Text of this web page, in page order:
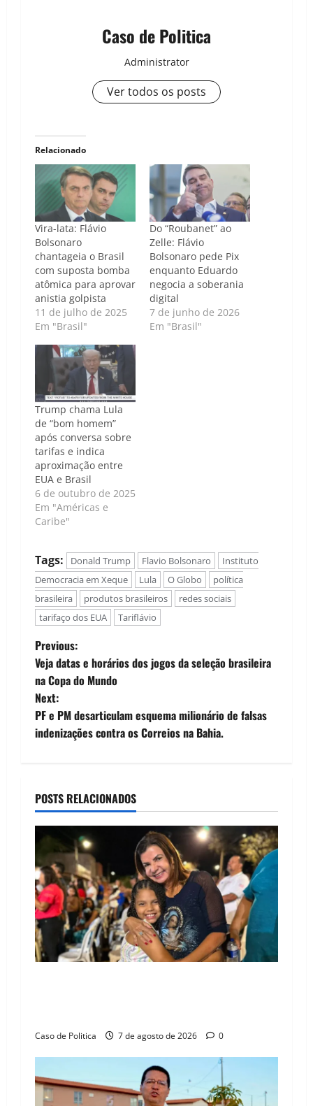
Caso de Politica
Administrator
Ver todos os posts
Relacionado
Vira-lata: Flávio
Bolsonaro
chantageia o Brasil
com suposta bomba
atômica para aprovar
anistia golpista
11 de julho de 2025
Em "Brasil"
Do “Roubanet” ao
Zelle: Flávio
Bolsonaro pede Pix
enquanto Eduardo
negocia a soberania
digital
7 de junho de 2026
Em "Brasil"
Trump chama Lula
de “bom homem”
após conversa sobre
tarifas e indica
aproximação entre
EUA e Brasil
6 de outubro de 2025
Em "Américas e
Caribe"
Tags: Donald Trump Flavio Bolsonaro
Instituto
Democracia em Xeque
Lula O Globo
política
brasileira
produtos brasileiros
redes sociais
tarifaço dos EUA
Tariflávio
P
o
s
t
a
v
i
g
a
t
n
Previous:
Veja datas e horários dos jogos da seleção brasileira
na Copa do Mundo
Next:
PF e PM desarticulam esquema milionário de falsas
indenizações contra os Correios na Bahia.
POSTS RELACIONADOS
Caso de Politica 7 de agosto de 2026 0